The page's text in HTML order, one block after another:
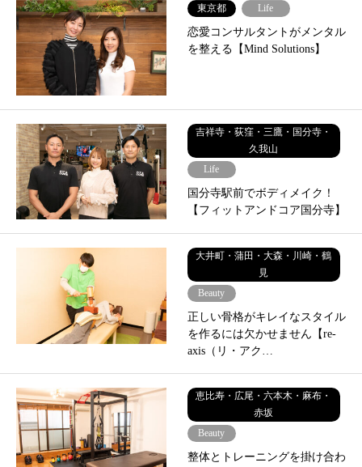
東京都 Life
恋愛コンサルタントがメンタル
を整える【Mind Solutions】
吉祥寺・荻窪・三鷹・国分寺・
久我山
Life
国分寺駅前でボディメイク！
【フィットアンドコア国分寺】
大井町・蒲田・大森・川崎・鶴
見
Beauty
正しい骨格がキレイなスタイル
を作るには欠かせません【re-
axis（リ・アク…
恵比寿・広尾・六本木・麻布・
赤坂
Beauty
整体とトレーニングを掛け合わ